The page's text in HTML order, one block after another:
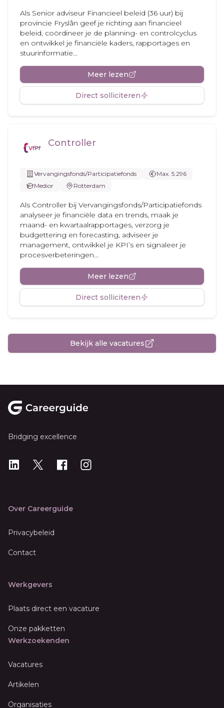
Als Senior adviseur Financieel beleid (36 uur) bij
provincie Fryslân geef je richting aan financieel
beleid, coördineer je de planning- en controlcyclus
en ontwikkel je financiële kaders, rapportages en
stuurinformatie...
Meer lezen
Direct solliciteren
Controller
Vervangingsfonds/Participatiefonds
Max. 5.296
Medior
Rotterdam
Als Controller bij Vervangingsfonds/Participatiefonds
analyseer je financiële data en trends, maak je
maand- en kwartaalrapportages, verzorg je
budgettering en forecasting, adviseer je
management, ontwikkel je KPI’s en signaleer je
procesverbeteringen...
Meer lezen
Direct solliciteren
Bekijk alle vacatures
Bridging excellence
LinkedIn
X Instagram
Over Careerguide
Privacybeleid
Contact
Werkgevers
Plaats direct een vacature
Onze pakketten
Werkzoekenden
Vacatures
Artikelen
Organisaties